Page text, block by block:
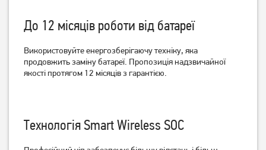
649 грн грн
До 12 місяців роботи від батареї
Використовуйте енергозберігаючу техніку, яка
продовжить заміну батареї. Пропозиція надзвичайної
якості протягом 12 місяців з гарантією.
Технологія Smart Wireless SOC